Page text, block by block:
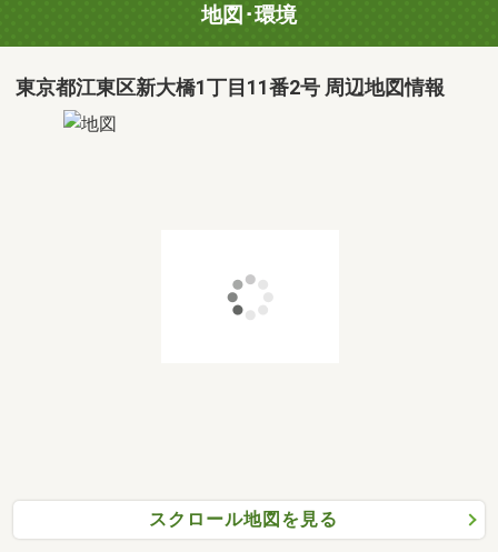
地図･環境
東京都江東区新大橋1丁目11番2号 周辺地図情報
スクロール地図を見る